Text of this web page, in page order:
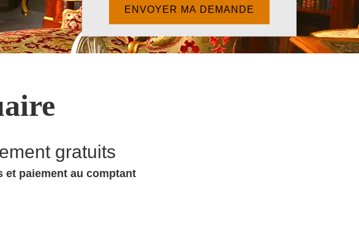
gratuits
et paiement au comptant